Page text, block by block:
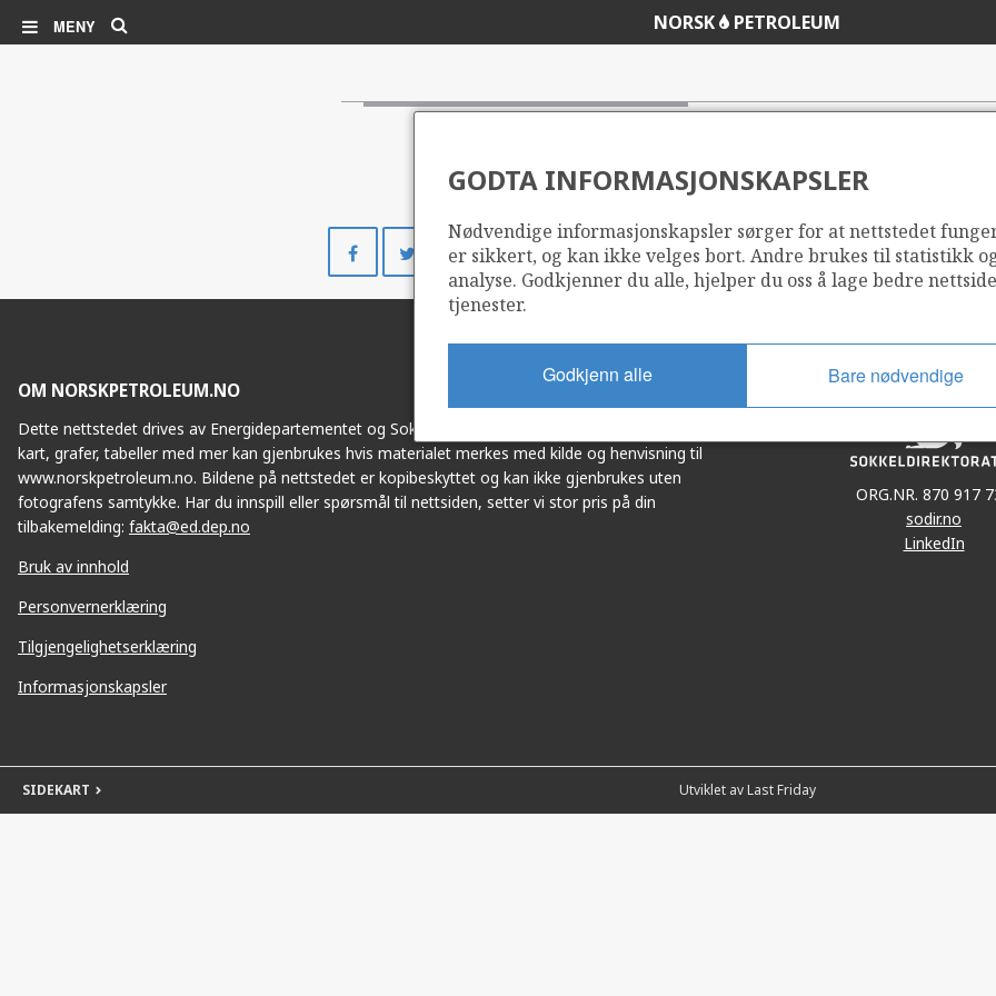
MENY NORSK PETROLEUM
på
Facebook
Del
på
Twitter
Del
på
LinkedIn
Del
i
e-
GODTA INFORMASJONSKAPSLER
Nødvendige informasjonskapsler sørger for at nettstedet
er sikkert, og kan ikke velges bort. Andre brukes til statistikk
analyse. Godkjenner du alle, hjelper du oss å lage bedre
tjenester.
Godkjenn alle Bare nødvendige
OM NORSKPETROLEUM.NO
Dette nettstedet drives av Energidepartementet og Sokkeldirektoratet i samarbeid. Illustrasjoner,
kart, grafer, tabeller med mer kan gjenbrukes hvis materialet merkes med kilde og henvisning til
www.norskpetroleum.no. Bildene på nettstedet er kopibeskyttet og kan ikke gjenbrukes uten
fotografens samtykke. Har du innspill eller spørsmål til nettsiden, setter vi stor pris på din
tilbakemelding: fakta@ed.dep.no
Bruk av innhold
Personvernerklæring
Tilgjengelighetserklæring
Informasjonskapsler
ORG.NR. 870 917
sodir.no
LinkedIn
SIDEKART Utviklet av Last Friday